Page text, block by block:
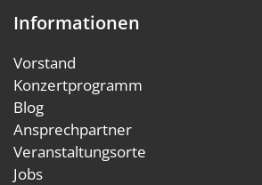
Informationen
Vorstand
Konzertprogramm
Blog
Ansprechpartner
Veranstaltungsorte
Jobs